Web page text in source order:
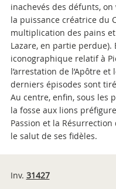
inachevés des défunts,
la puissance créatrice du
multiplication des pains
Lazare, en partie perdue).
iconographique relatif à
l’arrestation de l’Apôtre
derniers épisodes sont
Au centre, enfin, sous les
la fosse aux lions
Passion et la
le salut de ses fidèles.
Inv. 31427